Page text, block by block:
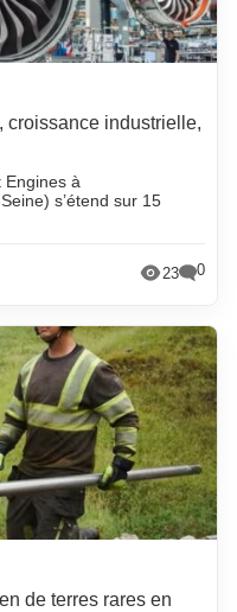
croissance industrielle,
Engines à
s’étend sur 15
23 0
de terres rares en